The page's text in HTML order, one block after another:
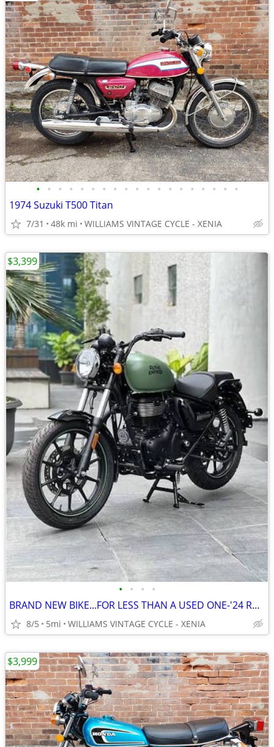
• • • • • • • • • • • • • • • • • • •
1974 Suzuki T500 Titan
7/31 48k mi WILLIAMS VINTAGE CYCLE - XENIA
• • • •
BRAND NEW BIKE...FOR LESS THAN A USED ONE-'24 ROYAL ENFIELD METEOR 350
8/5 5mi WILLIAMS VINTAGE CYCLE - XENIA
$3,399
$3,999